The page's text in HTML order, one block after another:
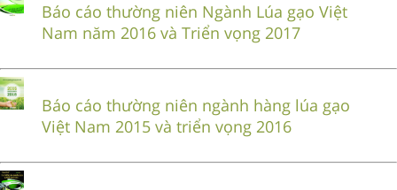
Báo cáo thường niên Ngành Lúa gạo Việt
Nam năm 2016 và Triển vọng 2017
Báo cáo thường niên ngành hàng lúa gạo
Việt Nam 2015 và triển vọng 2016